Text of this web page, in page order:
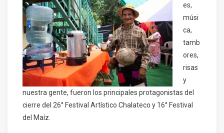
es,
músi
ca,
tamb
ores,
risas
y
nuestra gente, fueron los principales protagonistas del
cierre del 26° Festival Artístico Chalateco y 16° Festival
del Maíz.